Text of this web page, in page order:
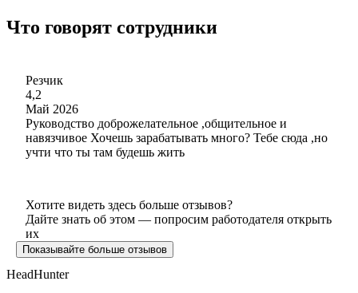
Что говорят сотрудники
Резчик
4,2
Май 2026
Руководство доброжелательное ,общительное и
навязчивое Хочешь зарабатывать много? Тебе сюда ,но
учти что ты там будешь жить
Хотите видеть здесь больше отзывов?
Дайте знать об этом — попросим работодателя открыть
их
Показывайте больше отзывов
HeadHunter